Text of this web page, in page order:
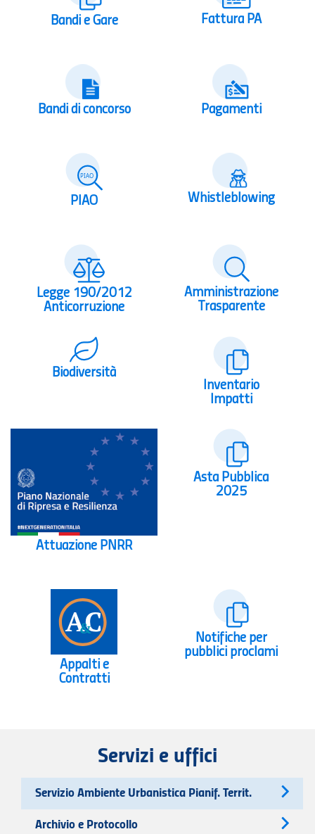
Bandi e Gare Fattura PA
Bandi di concorso Pagamenti
PIAO Whistleblowing
Legge 190/2012
Anticorruzione
Amministrazione
Trasparente
Biodiversità
Inventario
Impatti
Attuazione PNRR
Asta Pubblica
2025
Appalti e
Contratti
Notifiche per
pubblici proclami
Servizi e uffici
Servizio Ambiente Urbanistica Pianif. Territ.
Archivio e Protocollo